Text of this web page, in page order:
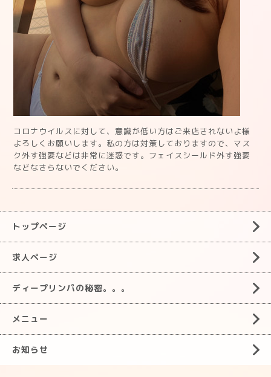
コロナウイルスに対して、意識が低い方はご来店されないよ様
よろしくお願いします。私の方は対策しておりますので、マス
ク外す強要などは非常に迷惑です。フェイスシールド外す強要
などなさらないでください。
トップページ
求人ページ
ディープリンパの秘密。。。
メニュー
お知らせ